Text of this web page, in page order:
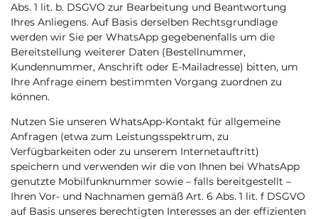
Abs. 1 lit. b. DSGVO zur Bearbeitung und Beantwortung
Ihres Anliegens. Auf Basis derselben Rechtsgrundlage
werden wir Sie per WhatsApp gegebenenfalls um die
Bereitstellung weiterer Daten (Bestellnummer,
Kundennummer, Anschrift oder E-Mailadresse) bitten, um
Ihre Anfrage einem bestimmten Vorgang zuordnen zu
können.
Nutzen Sie unseren WhatsApp-Kontakt für allgemeine
Anfragen (etwa zum Leistungsspektrum, zu
Verfügbarkeiten oder zu unserem Internetauftritt)
speichern und verwenden wir die von Ihnen bei WhatsApp
genutzte Mobilfunknummer sowie – falls bereitgestellt –
Ihren Vor- und Nachnamen gemäß Art. 6 Abs. 1 lit. f DSGVO
auf Basis unseres berechtigten Interesses an der effizienten